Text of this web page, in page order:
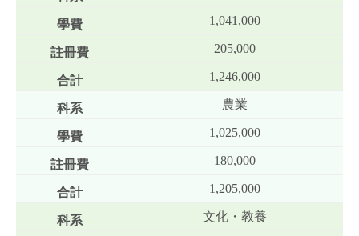
1,041,000
205,000
1,246,000
農業
1,025,000
180,000
1,205,000
文化・教養